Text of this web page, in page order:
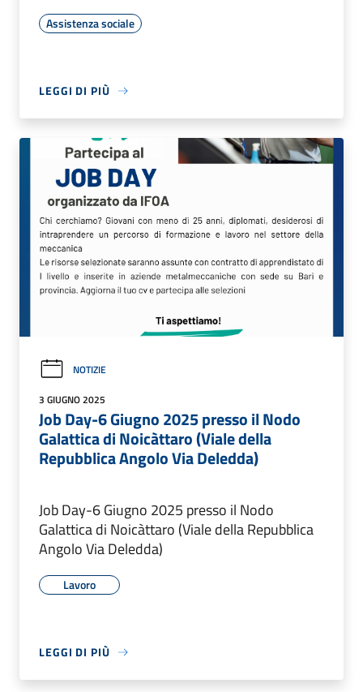
Assistenza sociale
LEGGI DI PIÙ
NOTIZIE
3 GIUGNO 2025
Job Day-6 Giugno 2025 presso il Nodo
Galattica di Noicàttaro (Viale della
Repubblica Angolo Via Deledda)
Job Day-6 Giugno 2025 presso il Nodo
Galattica di Noicàttaro (Viale della Repubblica
Angolo Via Deledda)
Lavoro
LEGGI DI PIÙ